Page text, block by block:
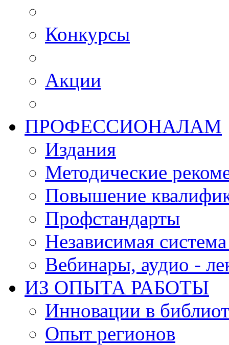
Конкурсы
Акции
ПРОФЕССИОНАЛАМ
Издания
Методические
Повышение
Профстандарты
Независимая
Вебинары, аудио -
ИЗ ОПЫТА РАБОТЫ
Инновации в
Опыт регионов